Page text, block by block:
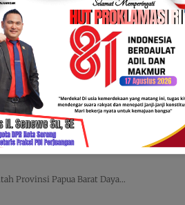
Isak Jitmau Imbau
Jelang HUT ke-81
peringatan Hari Ulang Tahun…
Gelar Sosialisasi dan
di Aplikasi SIINAS
Provinsi Papua Barat Daya…